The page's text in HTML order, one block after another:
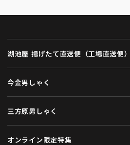
湖池屋 揚げたて直送便（工場直送便）
今金男しゃく
三方原男しゃく
オンライン限定特集